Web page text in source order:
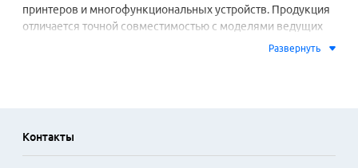
принтеров и многофункциональных устройств. Продукция
отличается точной совместимостью с моделями ведущих
производителей печатающей техники. В основе
микронизации частиц, что способствует равномерному
распределению красящего состава и экономному расходу.
Развернуть
Контакты